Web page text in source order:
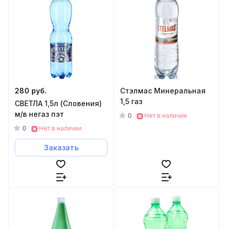
280 руб.
СВЕТЛА 1,5л (Словения)
м/в негаз пэт
0 Нет в наличии
Заказать
Стэлмас Минеральная
1,5 газ
0 Нет в наличии